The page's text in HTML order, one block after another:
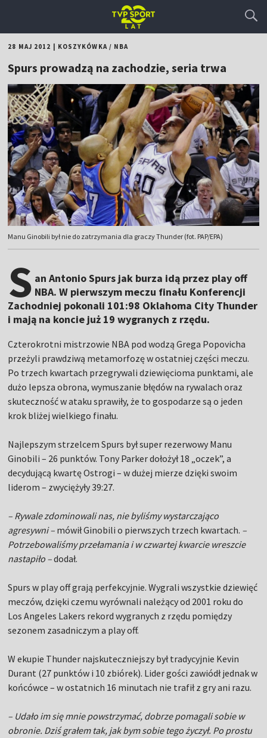
28 MAJ 2012 KOSZYKÓWKA/ NBA
Spurs prowadzą na zachodzie, seria trwa
Manu Ginobili był nie do zatrzymania dla graczy Thunder (fot. PAP/EPA)
S an Antonio Spurs jak burza idą przez play off
NBA. W pierwszym meczu finału Konferencji
Zachodniej pokonali 101:98 Oklahoma City Thunder
i mają na koncie już 19 wygranych z rzędu.
Czterokrotni mistrzowie NBA pod wodzą Grega Popovicha
przeżyli prawdziwą metamorfozę w ostatniej części meczu.
Po trzech kwartach przegrywali dziewięcioma punktami, ale
dużo lepsza obrona, wymuszanie błędów na rywalach oraz
skuteczność w ataku sprawiły, że to gospodarze są o jeden
krok bliżej wielkiego finału.
Najlepszym strzelcem Spurs był super rezerwowy Manu
Ginobili – 26 punktów. Tony Parker dołożył 18 „oczek”, a
decydującą kwartę Ostrogi – w dużej mierze dzięki swoim
liderom – zwyciężyły 39:27.
– Rywale zdominowali nas, nie byliśmy wystarczająco
agresywni – mówił Ginobili o pierwszych trzech kwartach. –
Potrzebowaliśmy przełamania i w czwartej kwarcie wreszcie
nastapiło –dodał.
Spurs w play off grają perfekcyjnie. Wygrali wszystkie dziewięć
meczów, dzięki czemu wyrównali należący od 2001 roku do
Los Angeles Lakers rekord wygranych z rzędu pomiędzy
sezonem zasadniczym a play off.
W ekupie Thunder najskuteczniejszy był tradycyjnie Kevin
Durant (27 punktów i 10 zbiórek). Lider gości zawiódł jednak w
końcówce – w ostatnich 16 minutach nie trafił z gry ani razu.
– Udało im się mnie powstrzymać, dobrze pomagali sobie w
obronie. Dziś grałem tak, jak bym sobie tego życzył. Po prostu